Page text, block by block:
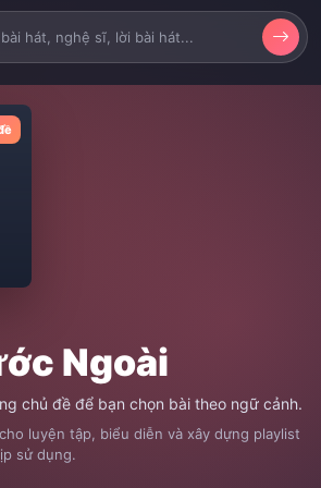
Ngoài
chủ đề để bạn chọn bài theo ngữ cảnh.
luyện tập, biểu diễn và xây dựng playlist
sử dụng.